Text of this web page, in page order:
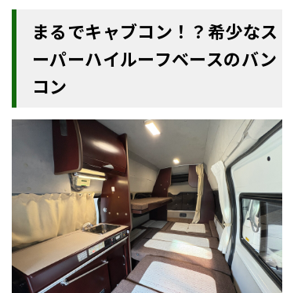
まるでキャブコン！？希少なス
ーパーハイルーフベースのバン
コン